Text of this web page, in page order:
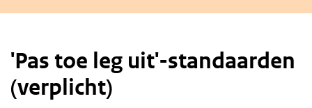
'Pas toe leg uit'-standaarden
(verplicht)